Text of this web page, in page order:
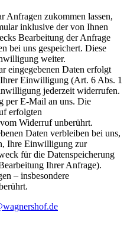
Anfragen zukommen lassen,
inklusive der von Ihnen
Bearbeitung der Anfrage
bei uns gespeichert. Diese
weiter.
eingegebenen Daten erfolgt
Einwilligung (Art. 6 Abs. 1
jederzeit widerrufen.
per E-Mail an uns. Die
erfolgten
Widerruf unberührt.
Daten verbleiben bei uns,
Ihre Einwilligung zur
für die Datenspeicherung
Ihrer Anfrage).
– insbesondere